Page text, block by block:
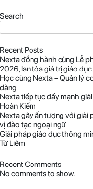
Search
Recent Posts
Nexta đồng hành cùng Lễ
2026, lan tỏa giá trị giáo
Học cùng Nexta – Quản lý
dàng
Nexta tiếp tục đẩy mạnh
Hoàn Kiếm
Nexta gây ấn tượng với giải
vị đào tạo ngoại ngữ
Giải pháp giáo dục thông
Từ Liêm
Recent Comments
No comments to show.